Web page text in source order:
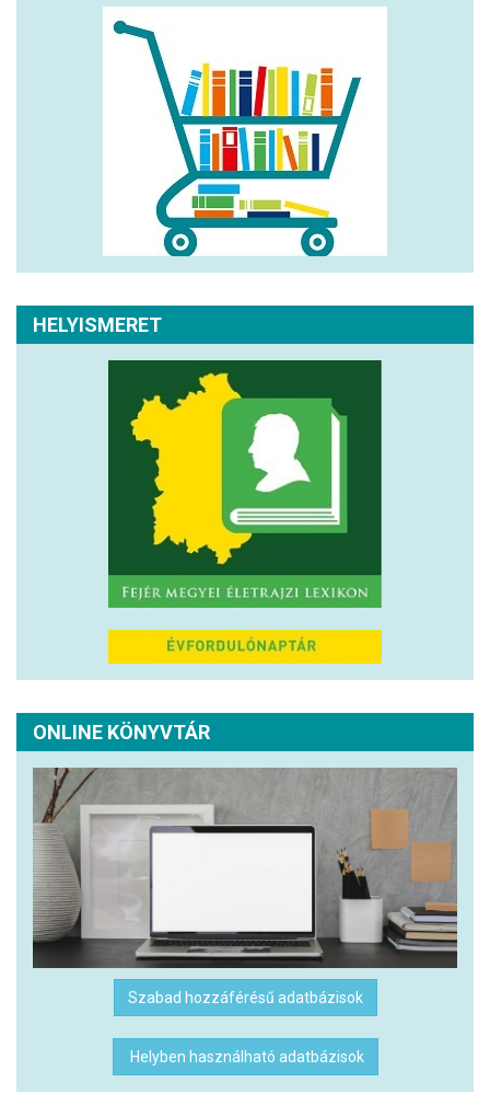
HELYISMERET
ONLINE KÖNYVTÁR
Szabad hozzáférésű adatbázisok
Helyben használható adatbázisok